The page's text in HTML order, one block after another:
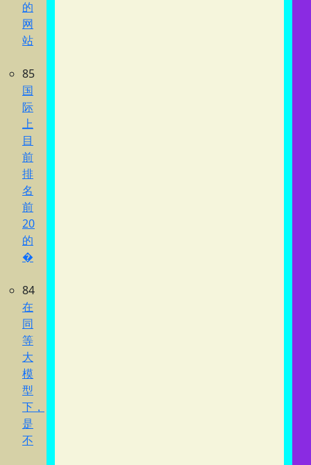
的
网
站
85
国
际
上
目
前
排
名
前
20
的
�
84
在
同
等
大
模
型
下，
是
不